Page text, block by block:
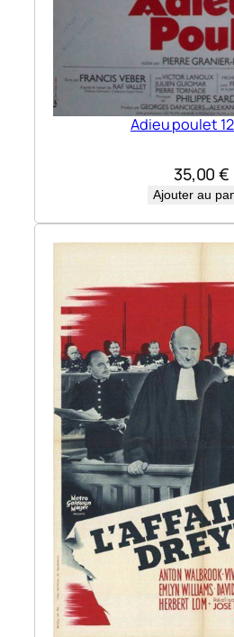
Adieu poulet
35,00€
Ajouter au